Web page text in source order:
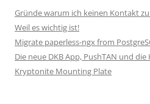
Gründe warum ich keinen Kontakt
Weil es wichtig ist!
Migrate paperless-ngx from
Die neue DKB App, PushTAN und
Kryptonite Mounting Plate